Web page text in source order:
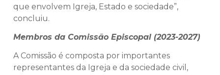
que envolvem Igreja, Estado e sociedade”,
concluiu.
Membros da Comissão Episcopal (2023-2027)
A Comissão é composta por importantes
representantes da Igreja e da sociedade civil,